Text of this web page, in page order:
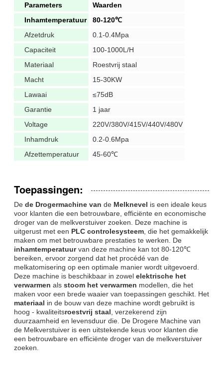
Parameters
Waarden
Inhamtemperatuur
80-120℃
Afzetdruk
0.1-0.4Mpa
Capaciteit
100-1000L/H
Materiaal
Roestvrij staal
Macht
15-30KW
Lawaai
≤75dB
Garantie
1 jaar
Voltage
220V/380V/415V/440V/480V
Inhamdruk
0.2-0.6Mpa
Afzettemperatuur
45-60℃
Toepassingen:
De de Drogermachine van de Melknevel is een ideale keus
voor klanten die een betrouwbare, efficiënte en economische
droger van de melkverstuiver zoeken. Deze machine is
uitgerust met een PLC controlesysteem , die het gemakkelijk
maken om met betrouwbare prestaties te werken. De
inhamtemperatuurvan deze machine kan tot 80-120℃
bereiken, ervoor zorgend dat het procédé van de
melkatomisering op een optimale manier wordt uitgevoerd.
Deze machine is beschikbaar in zowel elektrische het
verwarmen als stoom het verwarmen modellen, die het
maken voor een brede waaier van toepassingen geschikt. Het
materiaal in de bouw van deze machine wordt gebruikt is
hoog - kwaliteitsroestvrij staal , verzekerend zijn
duurzaamheid en levensduur die. De Drogere Machine van
de Melkverstuiver is een uitstekende keus voor klanten die
een betrouwbare en efficiënte droger van de melkverstuiver
zoeken.